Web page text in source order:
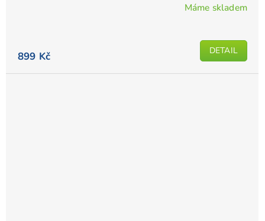
Máme skladem
899 Kč DETAIL